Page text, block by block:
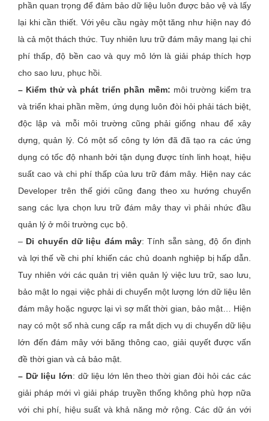
phần quan trọng để đảm bảo dữ liệu luôn được bảo vệ và lấy
lại khi cần thiết. Với yêu cầu ngày một tăng như hiện nay đó
là cả một thách thức. Tuy nhiên lưu trữ đám mây mang lại chi
phí thấp, độ bền cao và quy mô lớn là giải pháp thích hợp
cho sao lưu, phục hồi.
– Kiểm thử và phát triển phần mềm: môi trường kiểm tra
và triển khai phần mềm, ứng dụng luôn đòi hỏi phải tách biệt,
độc lập và mỗi môi trường cũng phải giống nhau để xây
dựng, quản lý. Có một số công ty lớn đã đã tạo ra các ứng
dụng có tốc độ nhanh bởi tận dụng được tính linh hoạt, hiệu
suất cao và chi phí thấp của lưu trữ đám mây. Hiện nay các
Developer trên thế giới cũng đang theo xu hướng chuyển
sang các lựa chọn lưu trữ đám mây thay vì phải nhức đầu
quản lý ở môi trường cục bộ.
– Di chuyển dữ liệu đám mây: Tính sẵn sàng, độ ổn định
và lợi thế về chi phí khiến các chủ doanh nghiệp bị hấp dẫn.
Tuy nhiên với các quản trị viên quản lý việc lưu trữ, sao lưu,
bảo mật lo ngại việc phải di chuyển một lượng lớn dữ liệu lên
đám mây hoặc ngược lại vì sợ mất thời gian, bảo mật… Hiện
nay có một số nhà cung cấp ra mắt dịch vụ di chuyển dữ liệu
lớn đến đám mây với băng thông cao, giải quyết được vấn
đề thời gian và cả bảo mật.
– Dữ liệu lớn: dữ liệu lớn lên theo thời gian đòi hỏi các các
giải pháp mới vì giải pháp truyền thống không phù hợp nữa
với chi phí, hiệu suất và khả năng mở rộng. Các dữ án với